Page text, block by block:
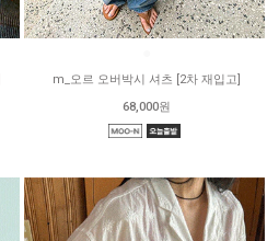
m_오르 오버박시 셔츠 [2차 재입고]
68,000원